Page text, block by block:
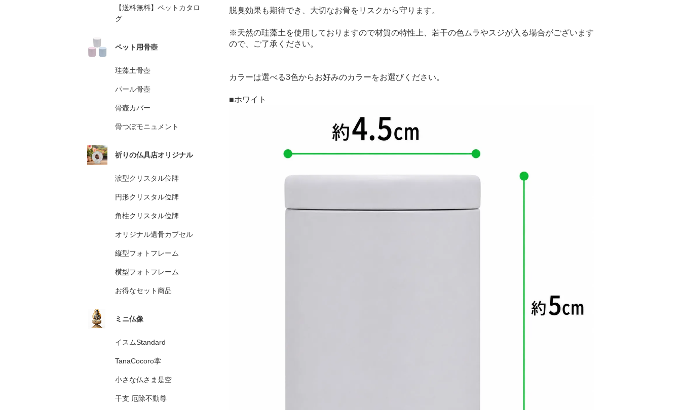
脱臭効果も期待でき、大切なお骨をリスクから守ります。
※天然の珪藻土を使用しておりますので材質の特性上、若干の色ムラやスジが入る場合がございます
ので、ご了承ください。
カラーは選べる3色からお好みのカラーをお選びください。
■ホワイト
【送料無料】ペットカタロ
グ
ペット用骨壺
珪藻土骨壺
パール骨壺
骨壺カバー
骨つぼモニュメント
祈りの仏具店オリジナル
涙型クリスタル位牌
円形クリスタル位牌
角柱クリスタル位牌
オリジナル遺骨カプセル
縦型フォトフレーム
横型フォトフレーム
お得なセット商品
ミニ仏像
イスムStandard
TanaCocoro掌
小さな仏さま是空
干支 厄除不動尊